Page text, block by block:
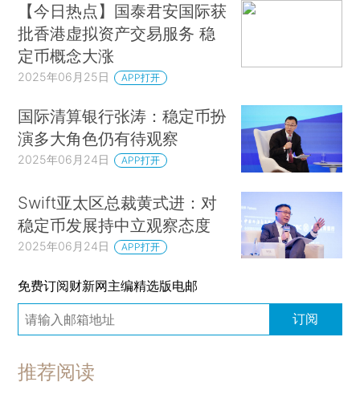
【今日热点】国泰君安国际获
批香港虚拟资产交易服务 稳
定币概念大涨
2025年06月25日 APP打开
国际清算银行张涛：稳定币扮
演多大角色仍有待观察
2025年06月24日 APP打开
Swift亚太区总裁黄式进：对
稳定币发展持中立观察态度
2025年06月24日 APP打开
免费订阅财新网主编精选版电邮
订阅
推荐阅读